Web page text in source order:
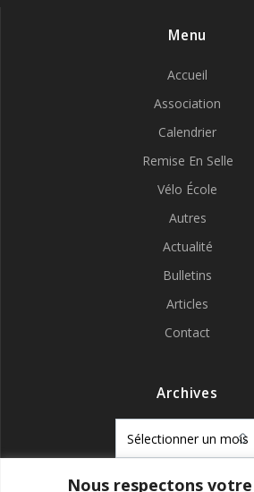
Nous respectons
Menu
Accueil
Association
Calendrier
Remise En Selle
Vélo École
Autres
Actualité
Bulletins
Articles
Contact
Archives